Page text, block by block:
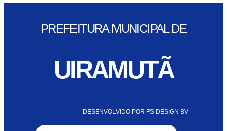
PREFEITURA MUNICIPAL DE
UIRAMUTÃ
DESENVOLVIDO POR FS DESIGN BV